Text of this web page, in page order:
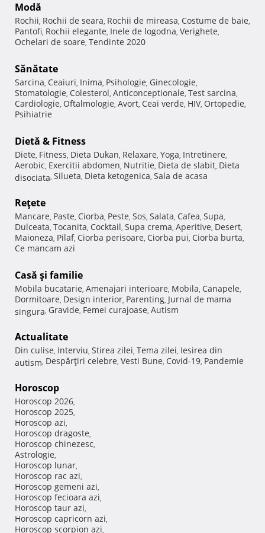
Modă
Rochii, Rochii de seara, Rochii de mireasa, Costume de baie,
Pantofi, Rochii elegante, Inele de logodna, Verighete,
Ochelari de soare, Tendinte 2020
Sănătate
Sarcina, Ceaiuri, Inima, Psihologie, Ginecologie,
Stomatologie, Colesterol, Anticonceptionale, Test sarcina,
Cardiologie, Oftalmologie, Avort, Ceai verde, HIV, Ortopedie,
Psihiatrie
Dietă & Fitness
Diete, Fitness, Dieta Dukan, Relaxare, Yoga, Intretinere,
Aerobic, Exercitii abdomen, Nutritie, Dieta de slabit, Dieta
disociata, Silueta, Dieta ketogenica, Sala de acasa
Reţete
Mancare, Paste, Ciorba, Peste, Sos, Salata, Cafea, Supa,
Dulceata, Tocanita, Cocktail, Supa crema, Aperitive, Desert,
Maioneza, Pilaf, Ciorba perisoare, Ciorba pui, Ciorba burta,
Ce mancam azi
Casă şi familie
Mobila bucatarie, Amenajari interioare, Mobila, Canapele,
Dormitoare, Design interior, Parenting, Jurnal de mama
singura, Gravide, Femei curajoase, Autism
Actualitate
Din culise, Interviu, Stirea zilei, Tema zilei, Iesirea din
autism, Despărţiri celebre, Vesti Bune, Covid-19, Pandemie
Horoscop
Horoscop 2026,
Horoscop 2025,
Horoscop azi,
Horoscop dragoste,
Horoscop chinezesc,
Astrologie,
Horoscop lunar,
Horoscop rac azi,
Horoscop gemeni azi,
Horoscop fecioara azi,
Horoscop taur azi,
Horoscop capricorn azi,
Horoscop scorpion azi,